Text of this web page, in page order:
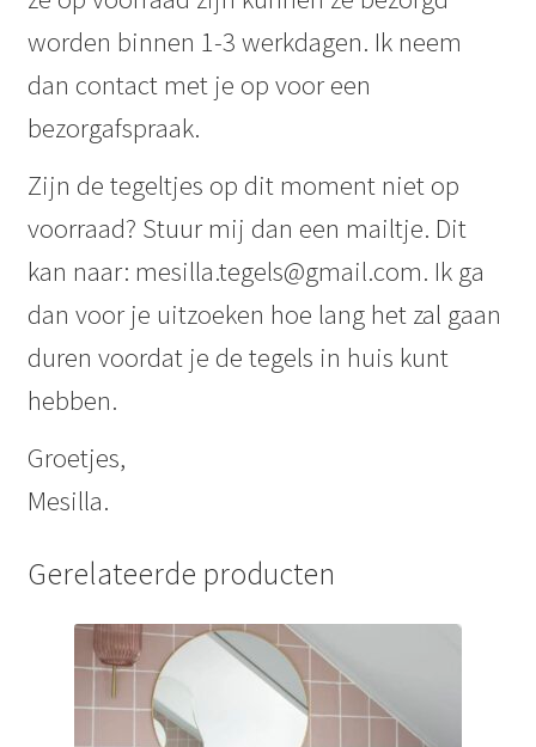
worden binnen 1-3 werkdagen. Ik neem
dan contact met je op voor een
bezorgafspraak.
Zijn de tegeltjes op dit moment niet op
voorraad? Stuur mij dan een mailtje. Dit
kan naar: mesilla.tegels@gmail.com. Ik ga
dan voor je uitzoeken hoe lang het zal gaan
duren voordat je de tegels in huis kunt
hebben.
Groetjes,
Mesilla.
Gerelateerde producten